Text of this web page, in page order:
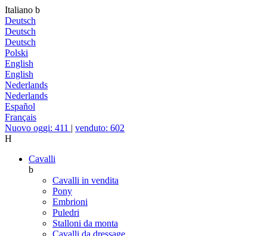
Italiano b
Deutsch
Deutsch
Deutsch
Polski
English
English
Nederlands
Nederlands
Español
Français
Nuovo oggi: 411 | venduto: 602
H
Cavalli
b
Cavalli in vendita
Pony
Embrioni
Puledri
Stalloni da monta
Cavalli da dressage